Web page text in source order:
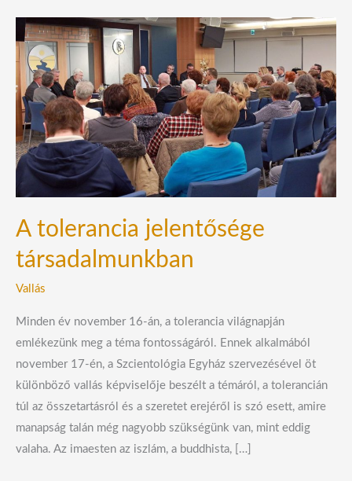
A tolerancia jelentősége
társadalmunkban
Vallás
Minden év november 16-án, a tolerancia világnapján
emlékezünk meg a téma fontosságáról. Ennek alkalmából
november 17-én, a Szcientológia Egyház szervezésével öt
különböző vallás képviselője beszélt a témáról, a tolerancián
túl az összetartásról és a szeretet erejéről is szó esett, amire
manapság talán még nagyobb szükségünk van, mint eddig
valaha. Az imaesten az iszlám, a buddhista, […]
tolerancia
jelentősége
társadalmunkban